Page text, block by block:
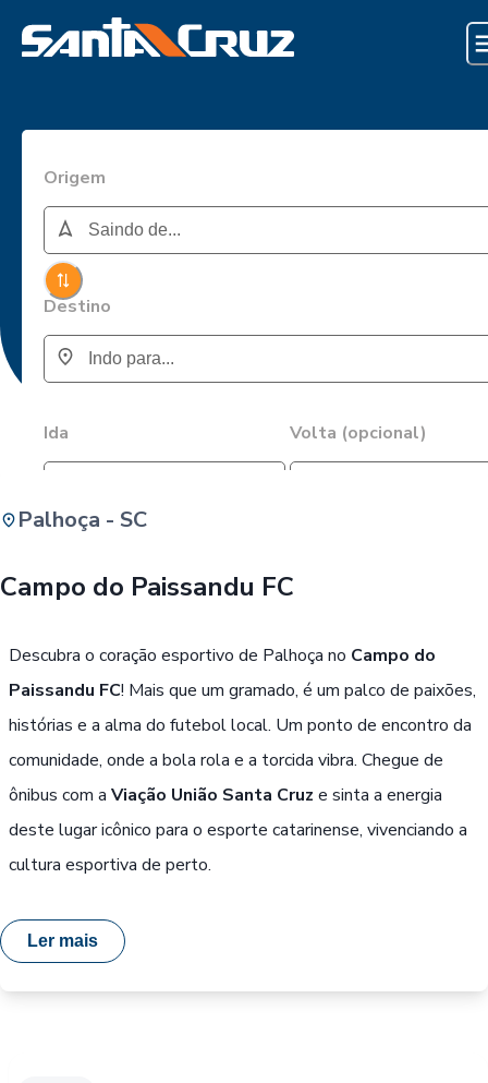
Origem
Destino
Ida Volta (opcional)
Palhoça - SC
Campo do Paissandu FC
Descubra o coração esportivo de Palhoça no Campo do
Paissandu FC! Mais que um gramado, é um palco de paixões,
histórias e a alma do futebol local. Um ponto de encontro da
comunidade, onde a bola rola e a torcida vibra. Chegue de
ônibus com a Viação União Santa Cruz e sinta a energia
deste lugar icônico para o esporte catarinense, vivenciando a
cultura esportiva de perto.
Ler mais